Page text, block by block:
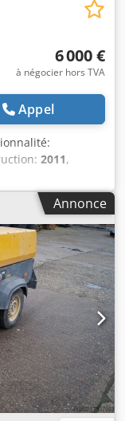
6 000 €
à négocier hors TVA
Appel
2011,
67 DDG,
débit
12,5 kVA,
de série
le fusible
activée, filtre à
Annonce